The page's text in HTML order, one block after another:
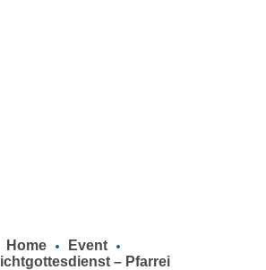
Home
Event
– Pfarrei